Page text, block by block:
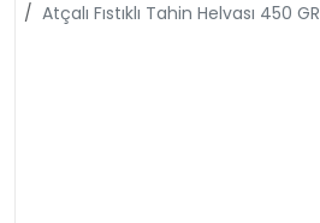
Atçalı Fıstıklı Tahin Helvası 450 GR